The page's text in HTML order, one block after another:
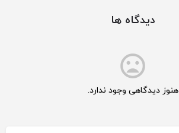
دیدگاه ها
هنوز دیدگاهی وجود ندارد.